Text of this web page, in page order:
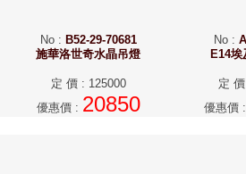
No: B52-29-70681
施華洛世奇水晶吊燈
定 價: 125000
優惠價: 20850
No:
E14
定 價
優惠價: